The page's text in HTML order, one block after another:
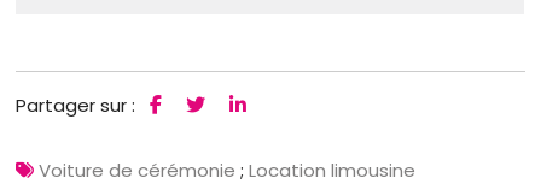
Partager sur :
Voiture de cérémonie ;Location limousine